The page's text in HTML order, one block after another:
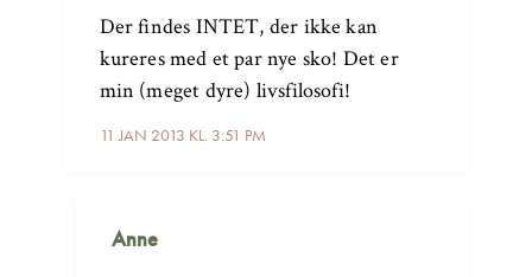
11 JAN 2013 KL. 3:51 PM
Der findes INTET, der ikke kan
kureres med et par nye sko! Det er
min (meget dyre) livsfilosofi!
Anne